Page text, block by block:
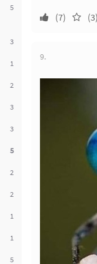
5
3
1
2
3
3
5
2
2
1
1
5
(7)
9.